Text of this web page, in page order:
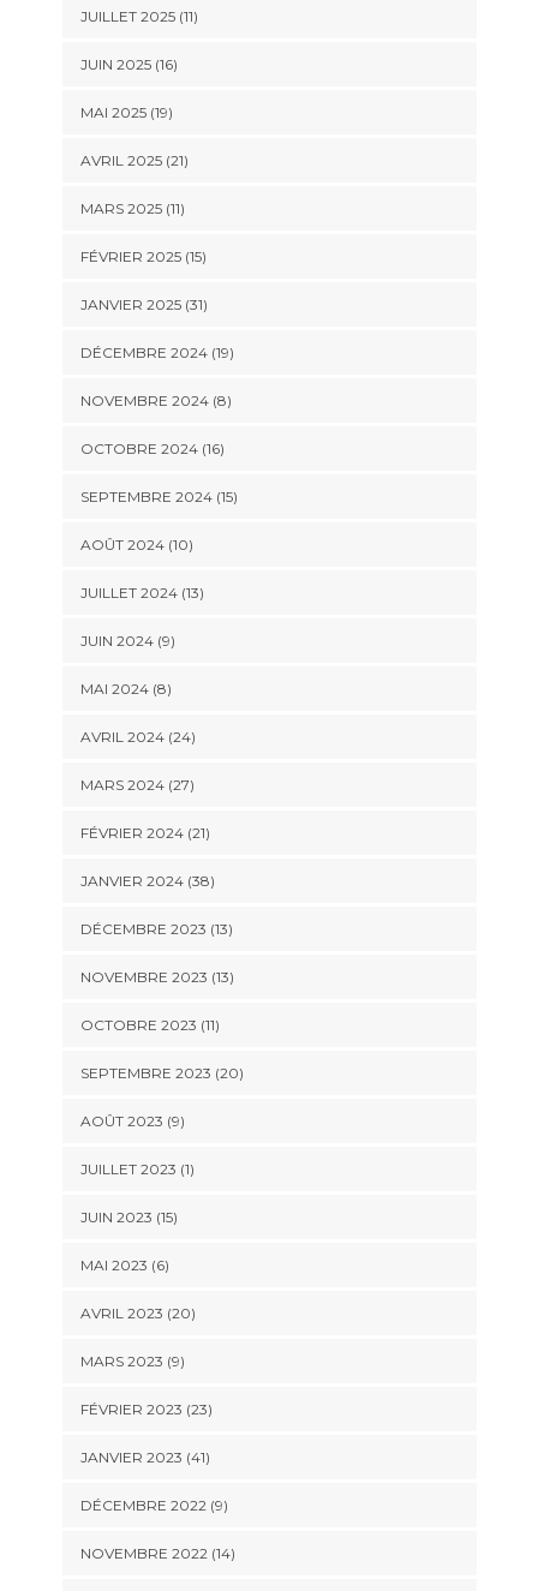
JUILLET 2025 (11)
JUIN 2025 (16)
MAI 2025 (19)
AVRIL 2025 (21)
MARS 2025 (11)
FÉVRIER 2025 (15)
JANVIER 2025 (31)
DÉCEMBRE 2024 (19)
NOVEMBRE 2024 (8)
OCTOBRE 2024 (16)
SEPTEMBRE 2024 (15)
AOÛT 2024 (10)
JUILLET 2024 (13)
JUIN 2024 (9)
MAI 2024 (8)
AVRIL 2024 (24)
MARS 2024 (27)
FÉVRIER 2024 (21)
JANVIER 2024 (38)
DÉCEMBRE 2023 (13)
NOVEMBRE 2023 (13)
OCTOBRE 2023 (11)
SEPTEMBRE 2023 (20)
AOÛT 2023 (9)
JUILLET 2023 (1)
JUIN 2023 (15)
MAI 2023 (6)
AVRIL 2023 (20)
MARS 2023 (9)
FÉVRIER 2023 (23)
JANVIER 2023 (41)
DÉCEMBRE 2022 (9)
NOVEMBRE 2022 (14)